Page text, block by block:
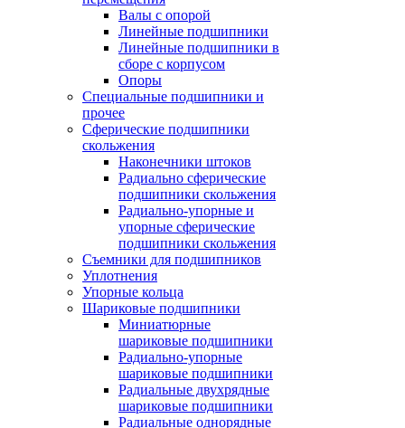
Валы с опорой
Линейные подшипники
Линейные подшипники в
сборе с корпусом
Опоры
Специальные подшипники и
прочее
Сферические подшипники
скольжения
Наконечники штоков
Радиально сферические
подшипники скольжения
Радиально-упорные и
упорные сферические
подшипники скольжения
Съемники для подшипников
Уплотнения
Упорные кольца
Шариковые подшипники
Миниатюрные
шариковые подшипники
Радиально-упорные
шариковые подшипники
Радиальные двухрядные
шариковые подшипники
Радиальные однорядные